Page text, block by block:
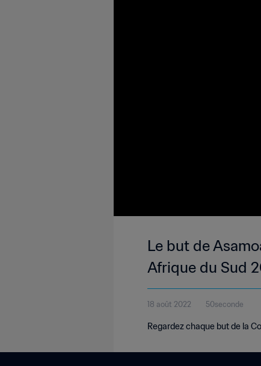
Le but de
Afrique du Sud
18 août 2022 50seconde
Regardez chaque but de la